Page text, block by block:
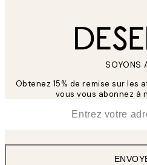
SOYONS
Obtenez 15% de remise sur les
vous vous abonnez à